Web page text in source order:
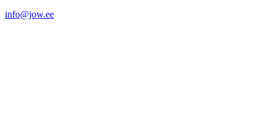
info@jow.ee